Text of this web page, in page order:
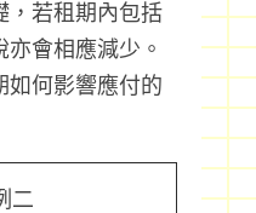
，若租期內包括
會相應減少。
如何影響應付的
二